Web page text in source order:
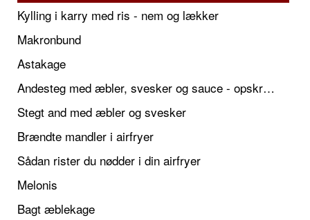
Kylling i karry med ris - nem og lækker
Makronbund
Astakage
Andesteg med æbler, svesker og sauce - opskrift også til jul
Stegt and med æbler og svesker
Brændte mandler i airfryer
Sådan rister du nødder i din airfryer
Melonis
Bagt æblekage